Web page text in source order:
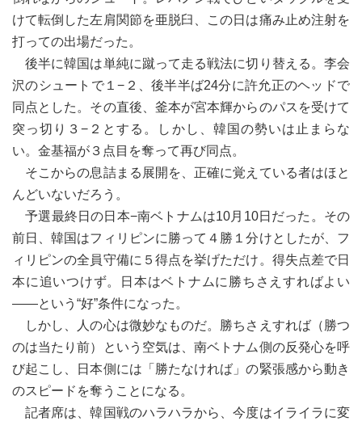
けて転倒した左肩関節を亜脱臼、この日は痛み止め注射を
打っての出場だった。
後半に韓国は単純に蹴って走る戦法に切り替える。李会
沢のシュートで１−２、後半半ば24分に許允正のヘッドで
同点とした。その直後、釜本が宮本輝からのパスを受けて
突っ切り３−２とする。しかし、韓国の勢いは止まらな
い。金基福が３点目を奪って再び同点。
そこからの息詰まる展開を、正確に覚えている者はほと
んどいないだろう。
予選最終日の日本−南ベトナムは10月10日だった。その
前日、韓国はフィリピンに勝って４勝１分けとしたが、フ
ィリピンの全員守備に５得点を挙げただけ。得失点差で日
本に追いつけず。日本はベトナムに勝ちさえすればよい
――という“好”条件になった。
しかし、人の心は微妙なものだ。勝ちさえすれば（勝つ
のは当たり前）という空気は、南ベトナム側の反発心を呼
び起こし、日本側には「勝たなければ」の緊張感から動き
のスピードを奪うことになる。
記者席は、韓国戦のハラハラから、今度はイライラに変